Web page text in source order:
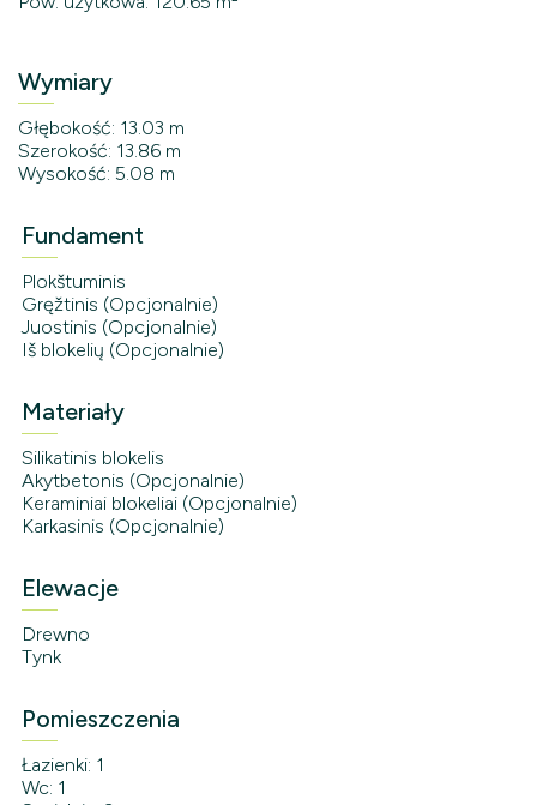
Wymiary
Głębokość: 13.03 m
Szerokość: 13.86 m
Wysokość: 5.08 m
Fundament
Plokštuminis
Gręžtinis (Opcjonalnie)
Juostinis (Opcjonalnie)
Iš blokelių (Opcjonalnie)
Materiały
Silikatinis blokelis
Akytbetonis (Opcjonalnie)
Keraminiai blokeliai (Opcjonalnie)
Karkasinis (Opcjonalnie)
Elewacje
Drewno
Tynk
Pomieszczenia
Łazienki: 1
Wc: 1